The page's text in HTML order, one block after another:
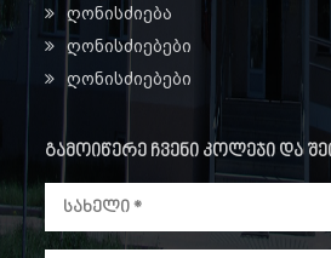
ღონისძიება
ღონისძიებები
ღონისძიებები
გამოიწერე ჩვენი კოლეჯი და